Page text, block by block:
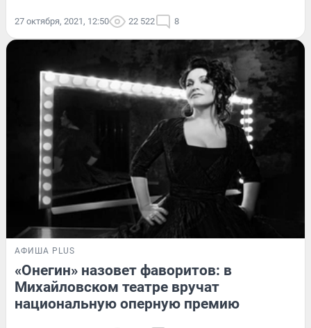
27 октября, 2021, 12:50 22 522 8
АФИША PLUS
«Онегин» назовет фаворитов: в
Михайловском театре вручат
национальную оперную премию